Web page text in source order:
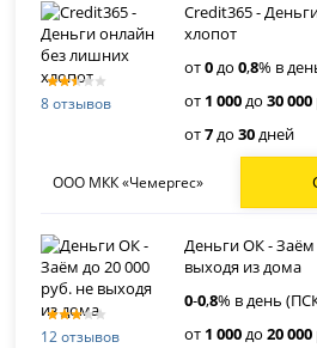
8 отзывов
Credit365 -
хлопот
от0до0,8% в
от 1 000до30 000
от7до30дней
ООО МКК «Чемергес»
12 отзывов
Деньги ОК - Заём
выходя из дома
0-0,8% в день
от 1 000до20 000